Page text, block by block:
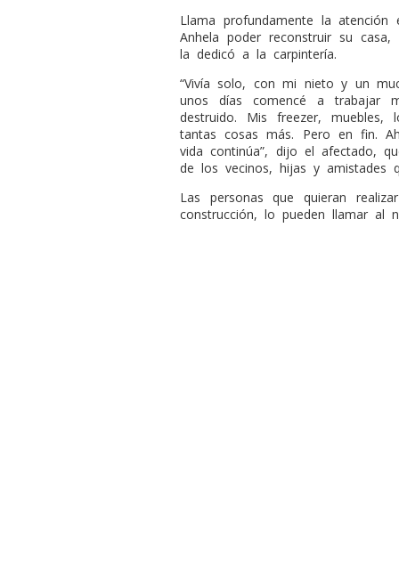
Llama profundamente la
Anhela poder reconstruir su
la dedicó a la carpintería.
“Vivía solo, con mi nieto y un
unos días comencé a trabajar
destruido. Mis freezer, muebles,
tantas cosas más. Pero en fin.
vida continúa”, dijo el afectado,
de los vecinos, hijas y amistades
Las personas que quieran
construcción, lo pueden llamar al